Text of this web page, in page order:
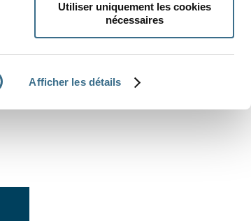
Afficher les détails
Utiliser uniquement les cookies
nécessaires